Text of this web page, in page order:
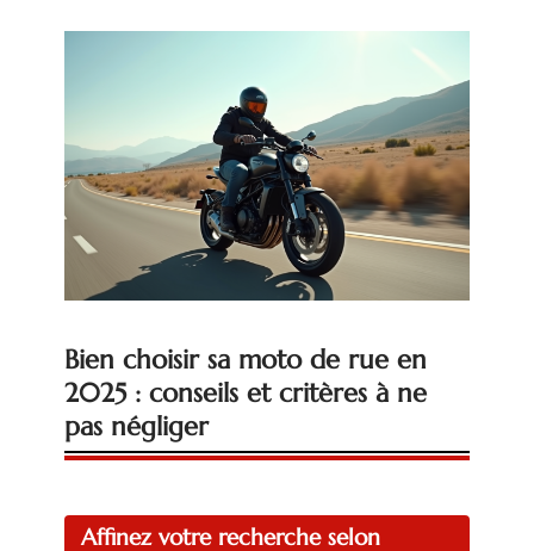
Bien choisir sa moto de rue en
2025 : conseils et critères à ne
pas négliger
Affinez votre recherche selon